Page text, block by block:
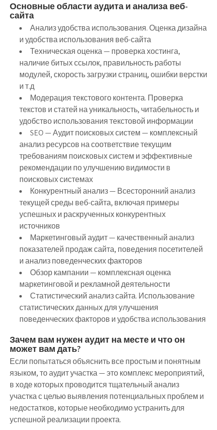
Основные области аудита и анализа веб-
сайта
Анализ удобства использования. Оценка дизайна
и удобства использования веб-сайта
Техническая оценка — проверка хостинга,
наличие битых ссылок, правильность работы
модулей, скорость загрузки страниц, ошибки верстки
и т.д
Модерация текстового контента. Проверка
текстов и статей на уникальность, читабельность и
удобство использования текстовой информации
SEO — Аудит поисковых систем — комплексный
анализ ресурсов на соответствие текущим
требованиям поисковых систем и эффективные
рекомендации по улучшению видимости в
поисковых системах
Конкурентный анализ — Всесторонний анализ
текущей среды веб-сайта, включая примеры
успешных и раскрученных конкурентных
источников
Маркетинговый аудит — качественный анализ
показателей продаж сайта, поведения посетителей
и анализ поведенческих факторов
Обзор кампании — комплексная оценка
маркетинговой и рекламной деятельности
Статистический анализ сайта. Использование
статистических данных для улучшения
поведенческих факторов и удобства использования
Зачем вам нужен аудит на месте и что он
может вам дать?
Если попытаться объяснить все простым и понятным
языком, то аудит участка — это комплекс мероприятий,
в ходе которых проводится тщательный анализ
участка с целью выявления потенциальных проблем и
недостатков, которые необходимо устранить для
успешной реализации проекта.